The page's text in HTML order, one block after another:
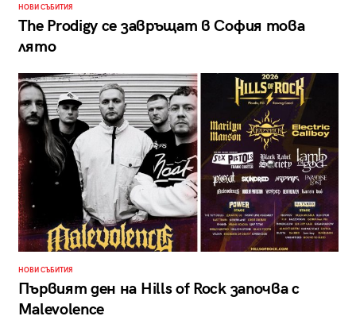
НОВИ СЪБИТИЯ
The Prodigy се завръщат в София това
лято
НОВИ СЪБИТИЯ
Първият ден на Hills of Rock започва с
Malevolence